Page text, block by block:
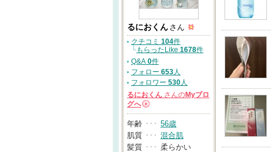
るにおくん さん
クチコミ 104件
└もらったLike 1678件
Q&A 0件
フォロー 653人
フォロワー 530人
るにおくん さんのMyブロ
グへ
→
年齢 ･･･ 56歳
肌質 ･･･ 混合肌
髪質 ･･･ 柔らかい